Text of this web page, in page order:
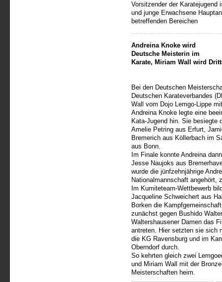
Vorsitzender der Karatejugend
und junge Erwachsene
betreffenden Bereichen
Andreina Knoke wird
Deutsche Meisterin im
Karate, Miriam Wall wird
Bei den Deutschen
Deutschen Karateverbandes
Wall vom Dojo Lemgo-Lippe
Andreina Knoke legte eine
Kata-Jugend hin. Sie besiegte
Amelie Petring aus Erfurt,
Bremerich aus Köllerbach im
aus Bonn.
Im Finale konnte Andreina
Jesse Naujoks aus
wurde die jünfzehnjährige
Nationalmannschaft angehört,
Im Kumiteteam-Wettbewerb
Jacqueline Schweichert aus
Borken die
zunächst gegen Bushido
Waltershausener Damen das
antreten. Hier setzten sie sich
die KG Ravensburg und im
Oberndorf durch.
So kehrten gleich zwei
und Miriam Wall mit der
Meisterschaften heim.